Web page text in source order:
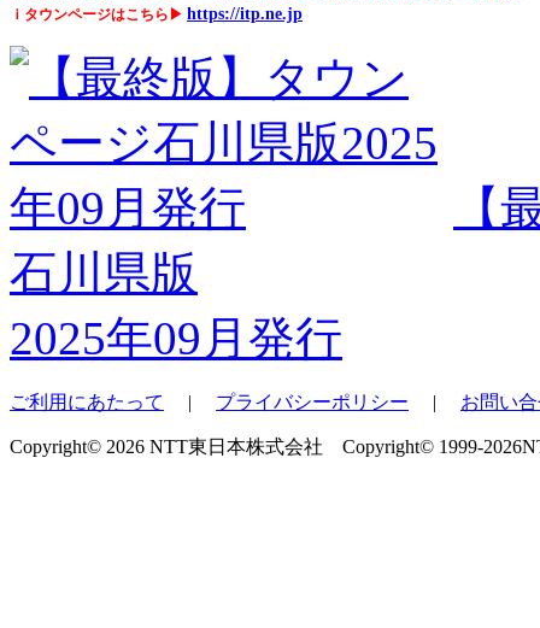
ｉタウンページはこちら▶ https://itp.ne.jp
【
石川県版
2025年09月発行
ご利用にあたって | プライバシーポリシー | お問い
Copyright© 2026 NTT東日本株式会社 Copyright© 1999-